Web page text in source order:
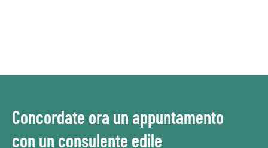
Concordate ora un appuntamento
con un consulente edile